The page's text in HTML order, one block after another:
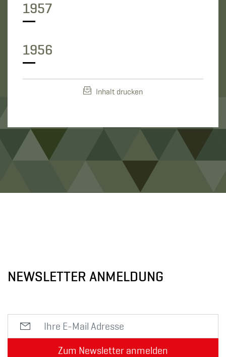
1957
1956
Inhalt drucken
NEWSLETTER ANMELDUNG
Zum Newsletter anmelden